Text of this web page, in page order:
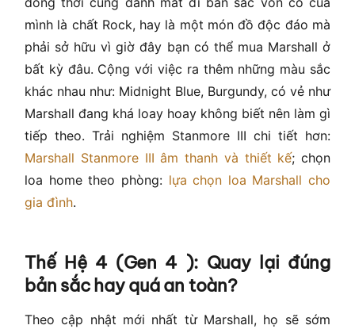
mình là chất Rock, hay là một món đồ độc đáo mà
phải sở hữu vì giờ đây bạn có thể mua Marshall ở
bất kỳ đâu. Cộng với việc ra thêm những màu sắc
khác nhau như: Midnight Blue, Burgundy, có vẻ như
Marshall đang khá loay hoay không biết nên làm gì
tiếp theo. Trải nghiệm Stanmore III chi tiết hơn:
Marshall Stanmore III âm thanh và thiết kế; chọn
loa home theo phòng: lựa chọn loa Marshall cho
gia đình.
Thế Hệ 4 (Gen 4 ): Quay lại đúng
bản sắc hay quá an toàn?
Theo cập nhật mới nhất từ Marshall, họ sẽ sớm